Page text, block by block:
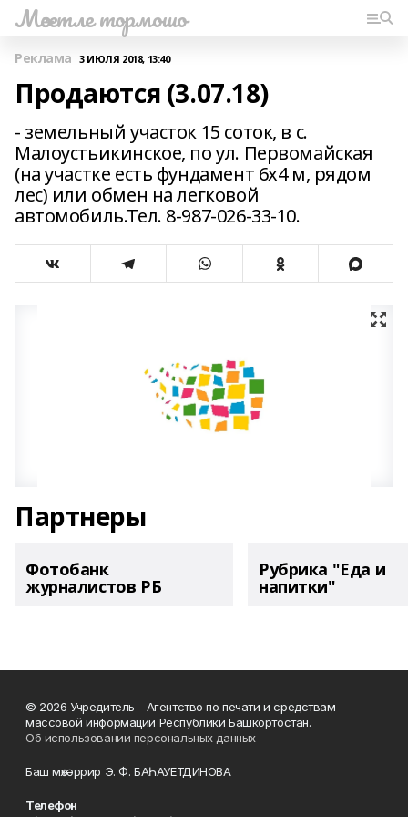
Мәсетле тормошо
Реклама 3 ИЮЛЯ 2018, 13:40
Продаются (3.07.18)
- земельный участок 15 соток, в с.
Малоустьикинское, по ул. Первомайская
(на участке есть фундамент 6х4 м, рядом
лес) или обмен на легковой
автомобиль.Тел. 8-987-026-33-10.
Партнеры
Фотобанк
журналистов РБ
Рубрика "Еда и
напитки"
© 2026 Учредитель - Агентство по печати и средствам
массовой информации Республики Башкортостан.
Об использовании персональных данных
Баш мөхәррир Э. Ф. БАҺАУЕТДИНОВА
Телефон